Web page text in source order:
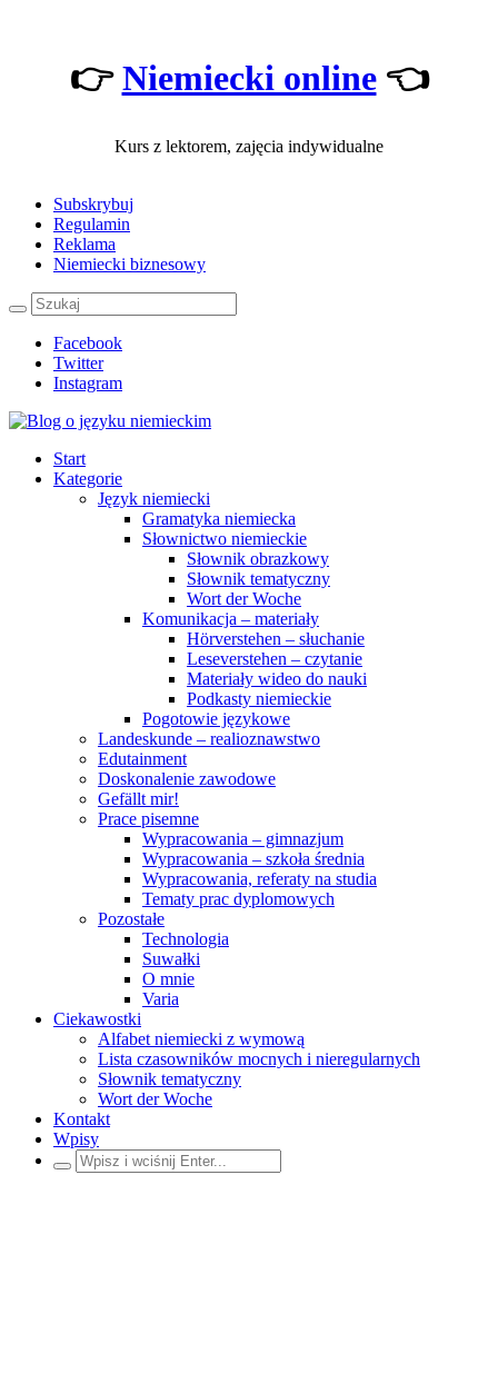
👉Niemiecki online👈
Kurs z lektorem, zajęcia indywidualne
Subskrybuj
Regulamin
Reklama
Niemiecki biznesowy
Facebook
Twitter
Instagram
Start
Kategorie
Język niemiecki
Gramatyka niemiecka
Słownictwo niemieckie
Słownik obrazkowy
Słownik tematyczny
Wort der Woche
Komunikacja – materiały
Hörverstehen – słuchanie
Leseverstehen – czytanie
Materiały wideo do nauki
Podkasty niemieckie
Pogotowie językowe
Landeskunde – realioznawstwo
Edutainment
Doskonalenie zawodowe
Gefällt mir!
Prace pisemne
Wypracowania – gimnazjum
Wypracowania – szkoła średnia
Wypracowania, referaty na studia
Tematy prac dyplomowych
Pozostałe
Technologia
Suwałki
O mnie
Varia
Ciekawostki
Alfabet niemiecki z wymową
Lista czasowników mocnych i nieregularnych
Słownik tematyczny
Wort der Woche
Kontakt
Wpisy